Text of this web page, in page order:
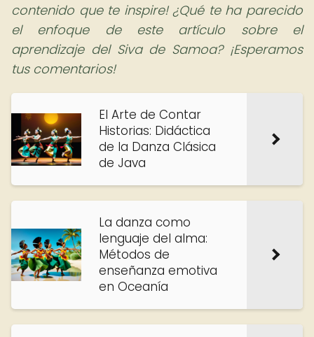
contenido que te inspire!¿Qué te ha parecido
el enfoque de este artículo sobre el
aprendizaje del Siva de Samoa? ¡Esperamos
tus comentarios!
El Arte de Contar
Historias: Didáctica
de la Danza Clásica
de Java
La danza como
lenguaje del alma:
Métodos de
enseñanza emotiva
en Oceanía